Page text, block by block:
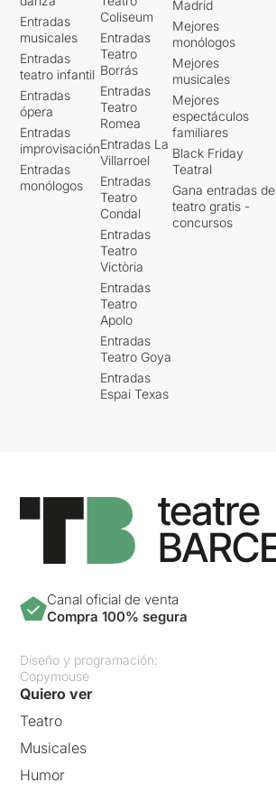
Entradas
musicales
Entradas
teatro infantil
Entradas
ópera
Entradas
improvisación
Entradas
monólogos
Coliseum
Entradas
Teatro
Borrás
Entradas
Teatro
Romea
Entradas La
Villarroel
Entradas
Teatro
Condal
Entradas
Teatro
Victòria
Entradas
Teatro
Apolo
Entradas
Teatro Goya
Entradas
Espai Texas
Madrid
Mejores
monólogos
Mejores
musicales
Mejores
espectáculos
familiares
Black Friday
Teatral
Gana entradas de
teatro gratis -
concursos
Canal oficial de venta
Compra 100% segura
Diseño y programación:
Copymouse
Quiero ver
Teatro
Musicales
Humor